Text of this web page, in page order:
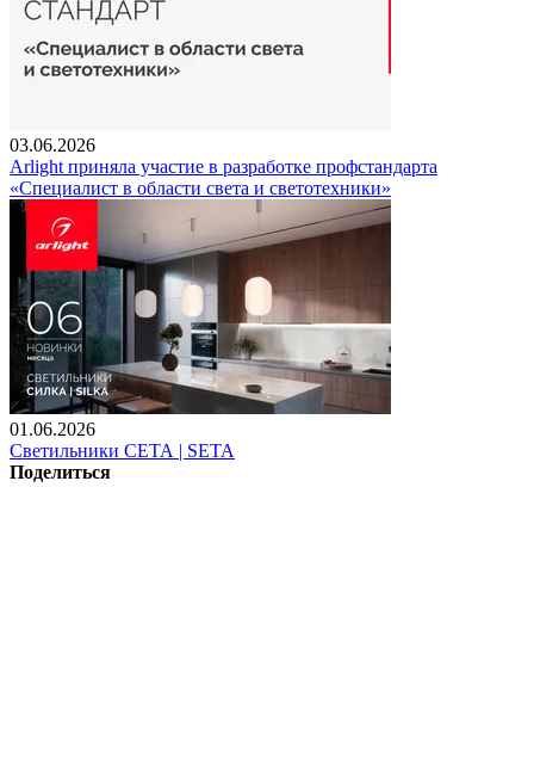
03.06.2026
Arlight приняла участие в разработке профстандарта
«Специалист в области света и светотехники»
01.06.2026
Светильники СЕТА | SETA
Поделиться